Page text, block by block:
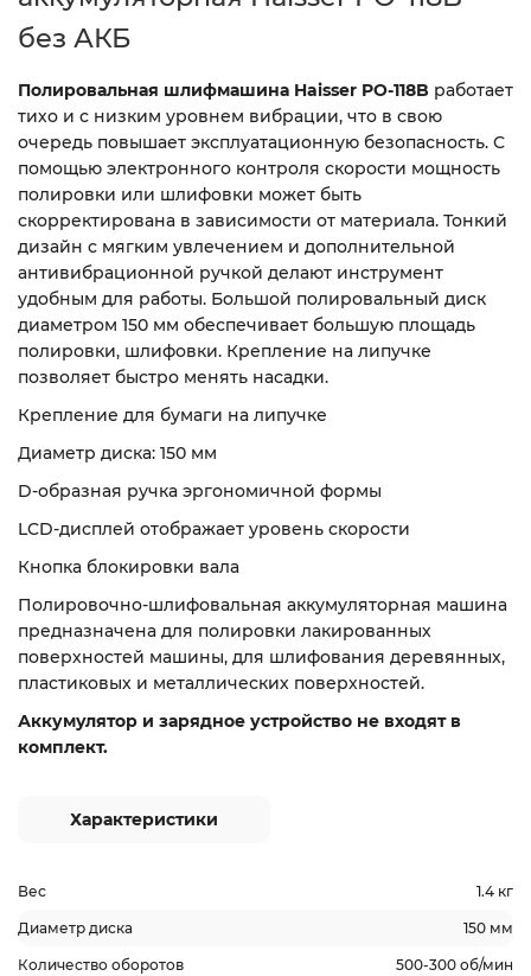
без АКБ
Полировальная шлифмашина Haisser PO-118B работает
тихо и с низким уровнем вибрации, что в свою
очередь повышает эксплуатационную безопасность. С
помощью электронного контроля скорости мощность
полировки или шлифовки может быть
скорректирована в зависимости от материала. Тонкий
дизайн с мягким увлечением и дополнительной
антивибрационной ручкой делают инструмент
удобным для работы. Большой полировальный диск
диаметром 150 мм обеспечивает большую площадь
полировки, шлифовки. Крепление на липучке
позволяет быстро менять насадки.
Крепление для бумаги на липучке
Диаметр диска: 150 мм
D-образная ручка эргономичной формы
LCD-дисплей отображает уровень скорости
Кнопка блокировки вала
Полировочно-шлифовальная аккумуляторная машина
предназначена для полировки лакированных
поверхностей машины, для шлифования деревянных,
пластиковых и металлических поверхностей.
Аккумулятор и зарядное устройство не входят в
комплект.
Характеристики
Вес 1.4 кг
Диаметр диска 150 мм
Количество оборотов 500-300 об/мин